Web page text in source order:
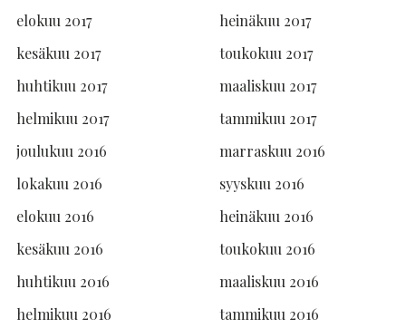
elokuu 2017
heinäkuu 2017
kesäkuu 2017
toukokuu 2017
huhtikuu 2017
maaliskuu 2017
helmikuu 2017
tammikuu 2017
joulukuu 2016
marraskuu 2016
lokakuu 2016
syyskuu 2016
elokuu 2016
heinäkuu 2016
kesäkuu 2016
toukokuu 2016
huhtikuu 2016
maaliskuu 2016
helmikuu 2016
tammikuu 2016